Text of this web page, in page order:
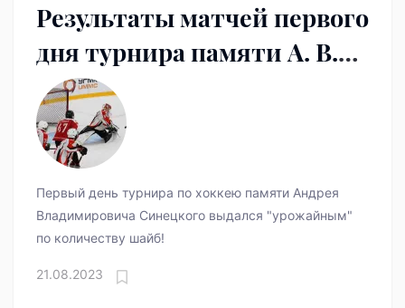
Результаты матчей первого
дня турнира памяти А. В.
Синецкого
Первый день турнира по хоккею памяти Андрея
Владимировича Синецкого выдался "урожайным"
по количеству шайб!
21.08.2023